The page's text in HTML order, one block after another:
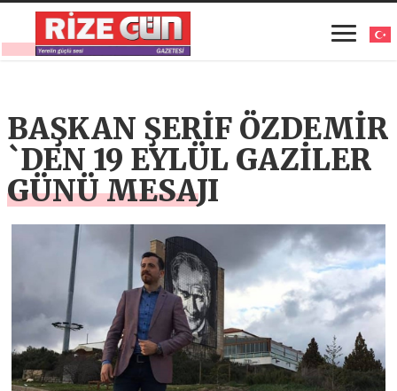
BAŞKAN ŞERİF ÖZDEMİR
`DEN 19 EYLÜL GAZİLER
GÜNÜ MESAJI